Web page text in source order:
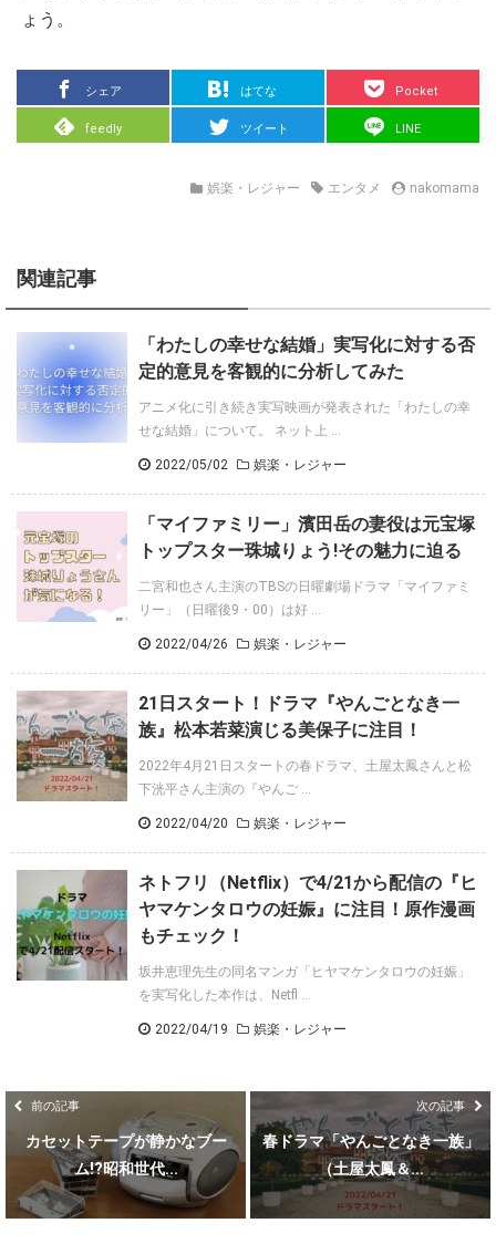
ょう。
シェア はてな Pocket
feedly ツイート LINE
娯楽・レジャー エンタメ nakomama
関連記事
「わたしの幸せな結婚」実写化に対する否
定的意見を客観的に分析してみた
アニメ化に引き続き実写映画が発表された「わたしの幸
せな結婚」について。 ネット上 ...
2022/05/02 娯楽・レジャー
「マイファミリー」濱田岳の妻役は元宝塚
トップスター珠城りょう!その魅力に迫る
二宮和也さん主演のTBSの日曜劇場ドラマ「マイファミ
リー」（日曜後9・00）は好 ...
2022/04/26 娯楽・レジャー
21日スタート！ドラマ『やんごとなき一
族』松本若菜演じる美保子に注目！
2022年4月21日スタートの春ドラマ、土屋太鳳さんと松
下洸平さん主演の『やんご ...
2022/04/20 娯楽・レジャー
ネトフリ（Netflix）で4/21から配信の『ヒ
ヤマケンタロウの妊娠』に注目！原作漫画
もチェック！
坂井恵理先生の同名マンガ「ヒヤマケンタロウの妊娠」
を実写化した本作は、Netfl ...
2022/04/19 娯楽・レジャー
前の記事
カセットテープが静かなブー
ム!?昭和世代...
次の記事
春ドラマ「やんごとなき一族」
（土屋太鳳＆...